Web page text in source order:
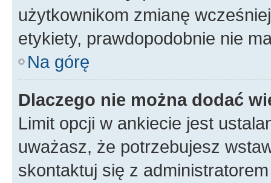
użytkownikom zmianę
etykiety, prawdopodobnie nie
Na górę
Dlaczego nie można dodać
Limit opcji w ankiecie jest
uważasz, że potrzebujesz
skontaktuj się z